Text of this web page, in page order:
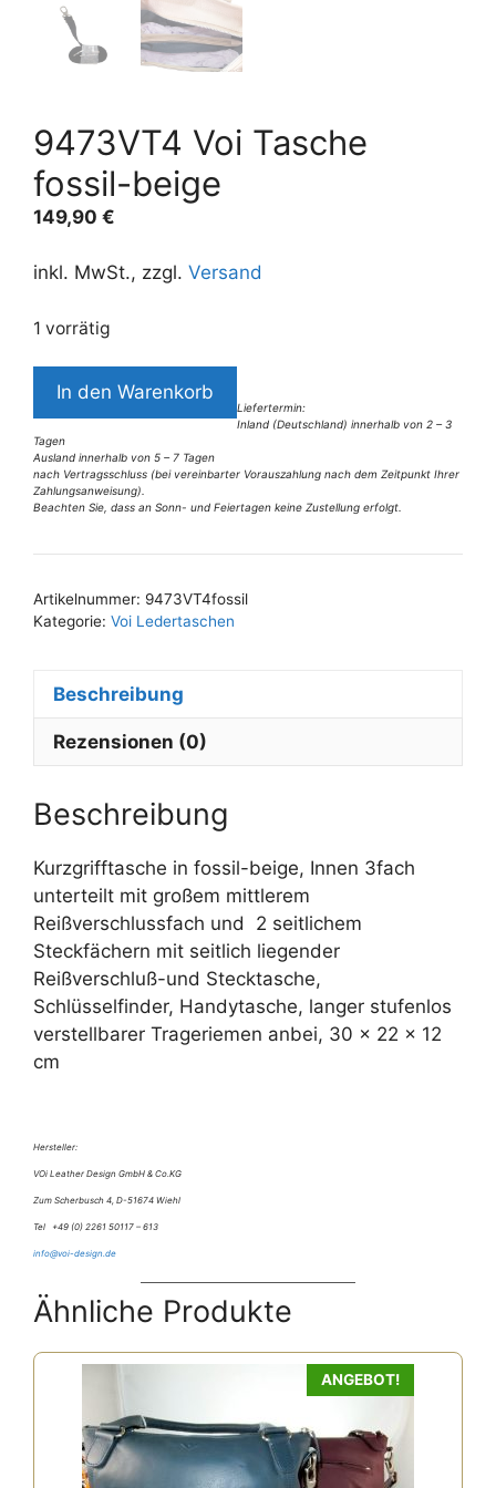
9473VT4 Voi Tasche
fossil-beige
149,90 €
inkl. MwSt., zzgl. Versand
1 vorrätig
9473VT4
Tasche
fossil-
beige
Menge
In den Warenkorb
Liefertermin:
Inland (Deutschland) innerhalb von 2 – 3
Tagen
Ausland innerhalb von 5 – 7 Tagen
nach Vertragsschluss (bei vereinbarter Vorauszahlung nach dem Zeitpunkt Ihrer
Zahlungsanweisung).
Beachten Sie, dass an Sonn- und Feiertagen keine Zustellung erfolgt.
l
e
t
e
Artikelnummer: 9473VT4fossil
Kategorie: Voi Ledertaschen
Beschreibung
Rezensionen (0)
Beschreibung
Kurzgrifftasche in fossil-beige, Innen 3fach
unterteilt mit großem mittlerem
Reißverschlussfach und 2 seitlichem
Steckfächern mit seitlich liegender
Reißverschluß-und Stecktasche,
Schlüsselfinder, Handytasche, langer stufenlos
verstellbarer Trageriemen anbei, 30 x 22 x 12
cm
Hersteller:
VOi Leather Design GmbH & Co.KG
Zum Scherbusch 4, D-51674 Wiehl
Tel +49 (0) 2261 50117 – 613
info@voi-design.de
Ähnliche Produkte
ANGEBOT!
weist
mehrere